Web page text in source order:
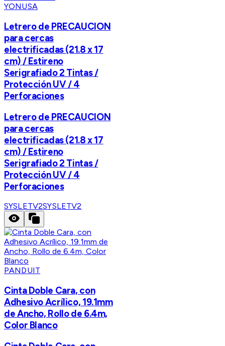
YONUSA
Letrero de PRECAUCION
para cercas
electrificadas (21.8 x 17
cm) / Estireno
Serigrafiado 2 Tintas /
Protección UV / 4
Perforaciones
Letrero de PRECAUCION
para cercas
electrificadas (21.8 x 17
cm) / Estireno
Serigrafiado 2 Tintas /
Protección UV / 4
Perforaciones
SYSLETV2SYSLETV2
PANDUIT
Cinta Doble Cara, con
Adhesivo Acrílico, 19.1mm
de Ancho, Rollo de 6.4m,
Color Blanco